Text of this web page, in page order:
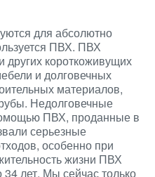
для абсолютно
ПВХ. ПВХ
других короткоживущих
и долговечных
материалов,
Недолговечные
ПВХ, проданные в
серьезные
особенно при
жизни ПВХ
34 лет. Мы сейчас только